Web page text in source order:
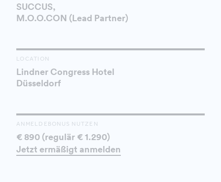
SUCCUS,
M.O.O.CON (Lead Partner)
LOCATION
Lindner Congress Hotel
Düsseldorf
ANMELDEBONUS NUTZEN
€ 890 (regulär € 1.290)
Jetzt ermäßigt anmelden